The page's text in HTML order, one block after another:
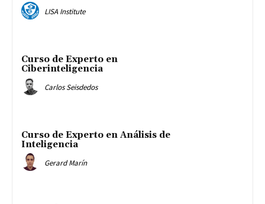
LISA Institute
Curso de Experto en
Ciberinteligencia
Carlos Seisdedos
Curso de Experto en Análisis de
Inteligencia
Gerard Marín